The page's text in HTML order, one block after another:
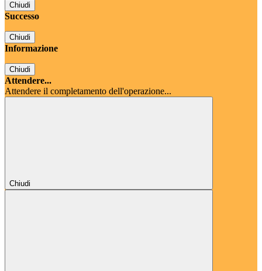
Chiudi
Successo
Chiudi
Informazione
Chiudi
Attendere...
Attendere il completamento dell'operazione...
Chiudi